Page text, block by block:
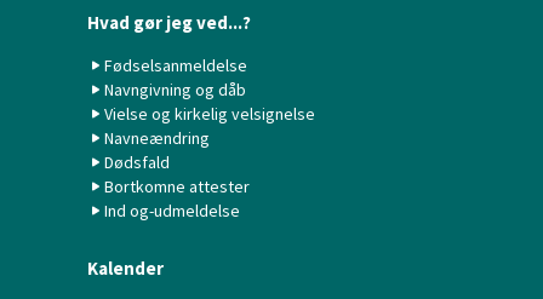
Hvad gør jeg ved...?
Fødselsanmeldelse
Navngivning og dåb
Vielse og kirkelig velsignelse
Navneændring
Dødsfald
Bortkomne attester
Ind og-udmeldelse
Kalender